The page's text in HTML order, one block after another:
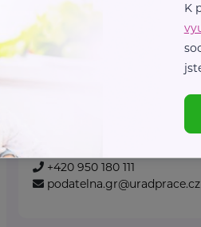
Úřad práce České
Pro výběr konkrétní pobočky
+420 950 180 111
podatelna.gr@uradprace.cz
K